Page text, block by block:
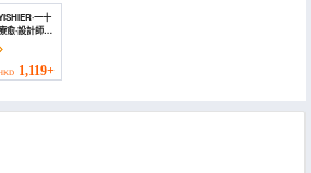
一十
愈·設計師民
州店) (Yishier)
1,119+